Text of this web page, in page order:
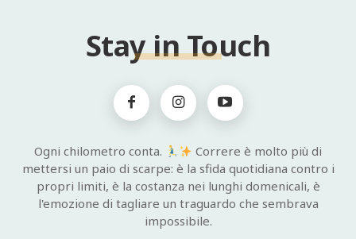
Stay in Touch
Ogni chilometro conta.
Correre è molto più di
mettersi un paio di scarpe: è la sfida quotidiana contro i
propri limiti, è la costanza nei lunghi domenicali, è
l'emozione di tagliare un traguardo che sembrava
impossibile.